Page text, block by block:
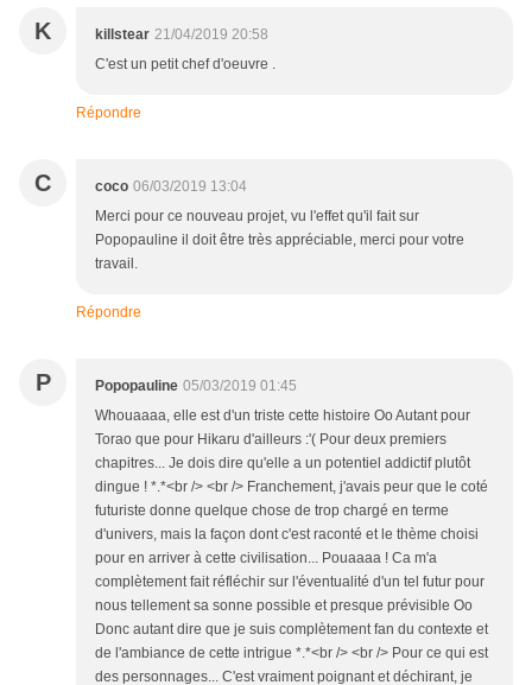
K killstear 21/04/2019 20:58
C'est un petit chef d'oeuvre .
Répondre
C coco 06/03/2019 13:04
Merci pour ce nouveau projet, vu l'effet qu'il fait sur
Popopauline il doit être très appréciable, merci pour votre
travail.
Répondre
P Popopauline 05/03/2019 01:45
Whouaaaa, elle est d'un triste cette histoire Oo Autant pour
Torao que pour Hikaru d'ailleurs :'( Pour deux premiers
chapitres... Je dois dire qu'elle a un potentiel addictif plutôt
dingue ! *.*<br /> <br /> Franchement, j'avais peur que le coté
futuriste donne quelque chose de trop chargé en terme
d'univers, mais la façon dont c'est raconté et le thème choisi
pour en arriver à cette civilisation... Pouaaaa ! Ca m'a
complètement fait réfléchir sur l'éventualité d'un tel futur pour
nous tellement sa sonne possible et presque prévisible Oo
Donc autant dire que je suis complètement fan du contexte et
de l'ambiance de cette intrigue *.*<br /> <br /> Pour ce qui est
des personnages... C'est vraiment poignant et déchirant, je